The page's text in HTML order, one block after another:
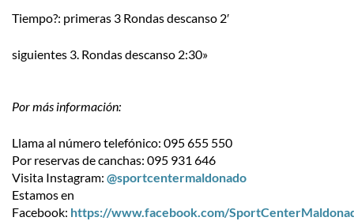
Tiempo?: primeras 3 Rondas descanso 2′
siguientes 3. Rondas descanso 2:30»
Por más información:
Llama al número telefónico: 095 655 550
Por reservas de canchas: 095 931 646
Visita Instagram: @sportcentermaldonado
Estamos en
Facebook: https://www.facebook.com/